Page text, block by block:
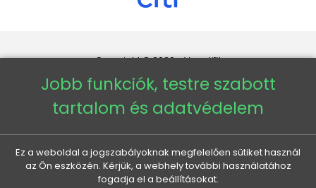
Copyright © 2026 - Veneti™
Veneti HU
Veneti CZ
Veneti DE
Jobb funkciók, testre szabott
tartalom és adatvédelem
Ez a weboldal a jogszabályoknak megfelelően sütiket használ
az Ön eszközén. Kérjük, a webhely további használatához
fogadja el a beállításokat.